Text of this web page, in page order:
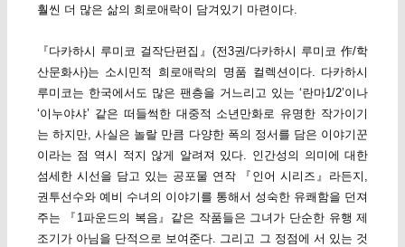
훨씬 더 많은 삶의 희로애락이 담겨있기 마련이다.
『다카하시 루미코 걸작단편집』(전3권/다카하시 루미코 作/학
산문화사)는 소시민적 희로애락의 명품 컬렉션이다. 다카하시
루미코는 한국에서도 많은 팬층을 거느리고 있는 ‘란마1/2’이나
‘이누야샤’ 같은 떠들썩한 대중적 소년만화로 유명한 작가이기
는 하지만, 사실은 놀랄 만큼 다양한 폭의 정서를 담은 이야기꾼
이라는 점 역시 적지 않게 알려져 있다. 인간성의 의미에 대한
섬세한 시선을 담고 있는 공포물 연작 『인어 시리즈』라든지,
권투선수와 예비 수녀의 이야기를 통해서 성숙한 유쾌함을 던져
주는 『1파운드의 복음』같은 작품들은 그녀가 단순한 유행 제
조기가 아님을 단적으로 보여준다. 그리고 그 정점에 서 있는 것